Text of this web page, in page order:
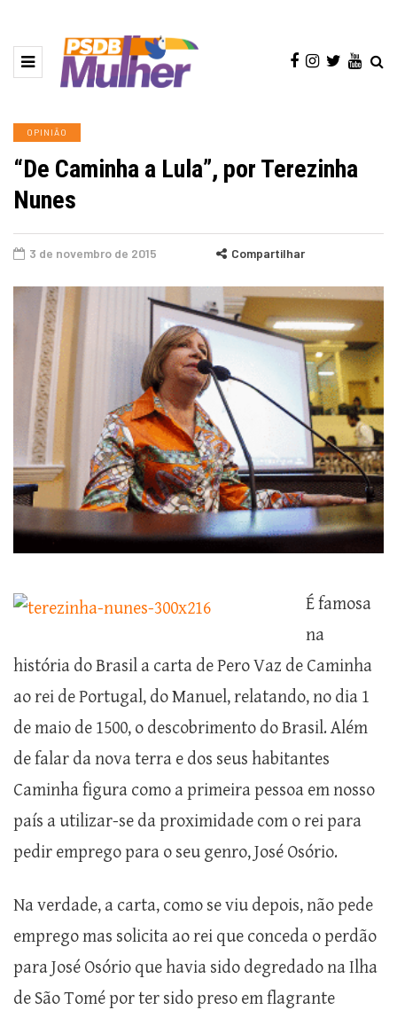
OPINIÃO
“De Caminha a Lula”, por Terezinha
Nunes
3 de novembro de 2015 Compartilhar
É famosa
na
história do Brasil a carta de Pero Vaz de Caminha
ao rei de Portugal, do Manuel, relatando, no dia 1
de maio de 1500, o descobrimento do Brasil. Além
de falar da nova terra e dos seus habitantes
Caminha figura como a primeira pessoa em nosso
país a utilizar-se da proximidade com o rei para
pedir emprego para o seu genro, José Osório.
Na verdade, a carta, como se viu depois, não pede
emprego mas solicita ao rei que conceda o perdão
para José Osório que havia sido degredado na Ilha
de São Tomé por ter sido preso em flagrante